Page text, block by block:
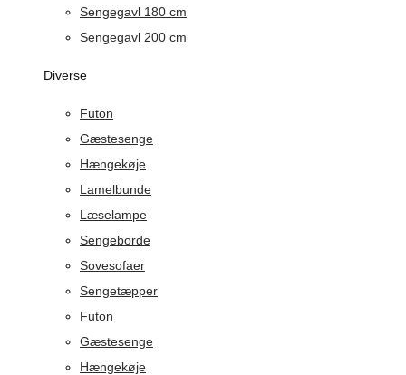
Sengegavl 180 cm
Sengegavl 200 cm
Diverse
Futon
Gæstesenge
Hængekøje
Lamelbunde
Læselampe
Sengeborde
Sovesofaer
Sengetæpper
Futon
Gæstesenge
Hængekøje